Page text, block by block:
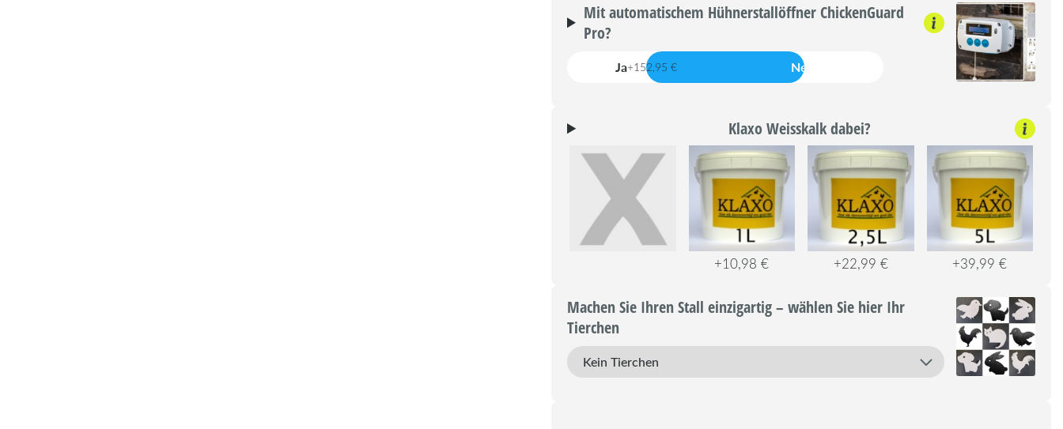
Mit automatischem Hühnerstallöffner ChickenGuard
Pro?
Ja+152,95 € Nein
Klaxo Weisskalk dabei?
+10,98 € +22,99 € +39,99 €
Machen Sie Ihren Stall einzigartig – wählen Sie hier Ihr
Tierchen